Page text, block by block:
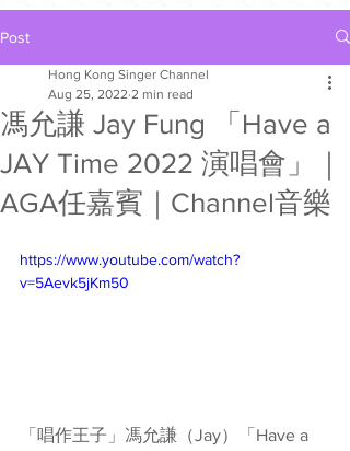
Post
馮允謙 Jay Fung 「Have a
JAY Time 2022 演唱會」｜
AGA任嘉賓｜Channel音樂
Hong Kong Singer Channel
Aug 25, 2022 2 min read
https://www.youtube.com/watch?
v=5Aevk5jKm50
「唱作王子」馮允謙（Jay）「Have a